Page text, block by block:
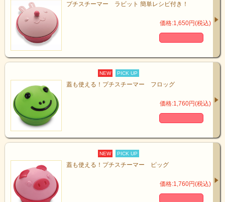
プチスチーマー ラビット 簡単レシピ付き！
価格:1,650円(税込)
NEW PICK UP
蓋も使える！プチスチーマー フロッグ
価格:1,760円(税込)
NEW PICK UP
蓋も使える！プチスチーマー ピッグ
価格:1,760円(税込)